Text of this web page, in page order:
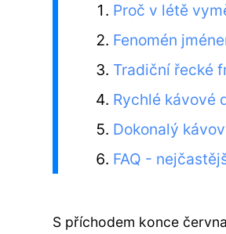
Proč v létě
Fenomén
Tradiční řecké
Rychlé kávové
Dokonalý
FAQ -
S příchodem konce